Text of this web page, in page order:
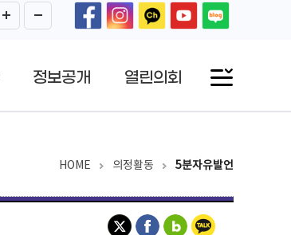
정보공개 열린의회
HOME 의정활동 5분자유발언